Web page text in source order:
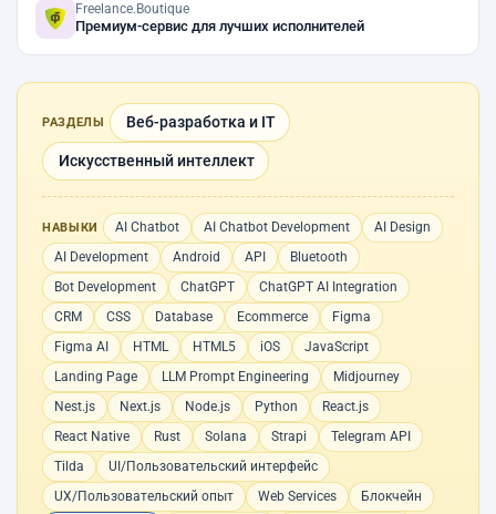
Freelance.Boutique
Премиум-сервис для лучших исполнителей
РАЗДЕЛЫ Веб-разработка и IT
Искусственный интеллект
НАВЫКИ AI Chatbot AI Chatbot Development
AI Design
AI Development
Android API
Bluetooth
Bot Development
ChatGPT
ChatGPT AI Integration
CRM
CSS Database Ecommerce
Figma
Figma AI
HTML HTML5 iOS
JavaScript
Landing Page
LLM Prompt Engineering
Midjourney
Nest.js
Next.js Node.js Python
React.js
React Native
Rust Solana Strapi
Telegram API
Tilda
UI/Пользовательский интерфейс
UX/Пользовательский опыт
Web Services
Блокчейн